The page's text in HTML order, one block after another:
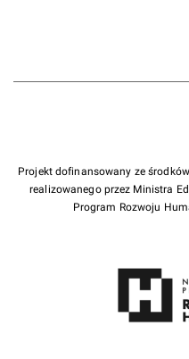
Projekt dofinansowany ze
realizowanego przez Ministra
Program Rozwoju